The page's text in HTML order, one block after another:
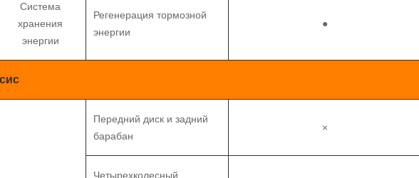
Система
хранения
энергии
Регенерация тормозной
энергии
●
Передний диск и задний
барабан
×
Четырехколесный